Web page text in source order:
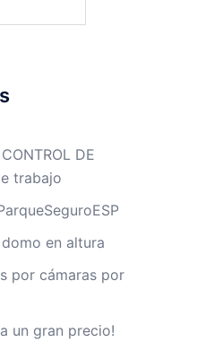
DE
trabajo
en altura
por cámaras por
un gran precio!